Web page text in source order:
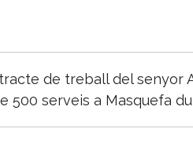
de treball del senyor
500 serveis a Masquefa